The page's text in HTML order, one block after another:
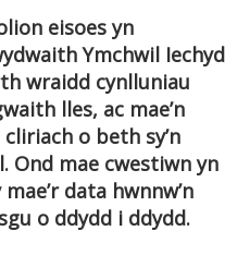
eisoes yn
Ymchwil Iechyd
wraidd cynlluniau
lles, ac mae’n
o beth sy’n
Ond mae cwestiwn yn
data hwnnw’n
o ddydd i ddydd.